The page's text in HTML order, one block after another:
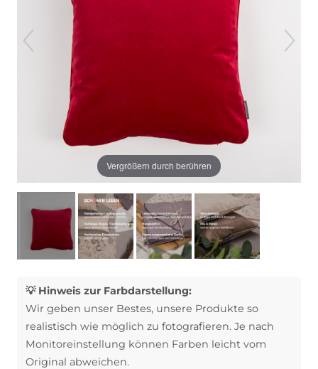
Vergrößern durch berühren
💡 Hinweis zur Farbdarstellung:
Wir geben unser Bestes, unsere Produkte so
realistisch wie möglich zu fotografieren. Je nach
Monitoreinstellung können Farben leicht vom
Original abweichen.